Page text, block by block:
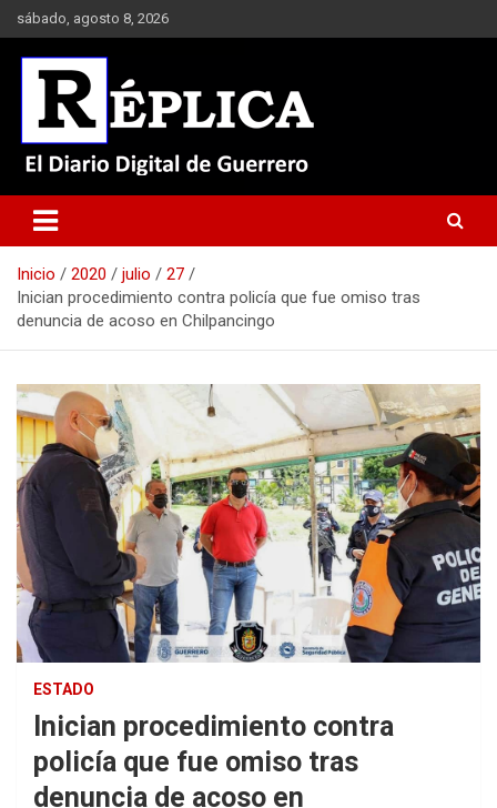
Saltar
al
contenido
sábado, agosto 8, 2026
Réplica
Inicio 2020 julio
27
Inician procedimiento contra policía que fue omiso tras
denuncia de acoso en Chilpancingo
ESTADO
Inician procedimiento contra
policía que fue omiso tras
denuncia de acoso en